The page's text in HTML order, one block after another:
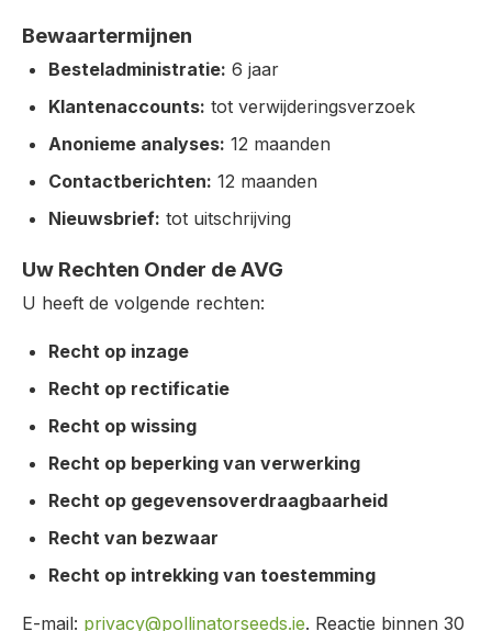
Bewaartermijnen
Besteladministratie: 6 jaar
Klantenaccounts: tot verwijderingsverzoek
Anonieme analyses: 12 maanden
Contactberichten: 12 maanden
Nieuwsbrief: tot uitschrijving
Uw Rechten Onder de AVG
U heeft de volgende rechten:
Recht op inzage
Recht op rectificatie
Recht op wissing
Recht op beperking van verwerking
Recht op gegevensoverdraagbaarheid
Recht van bezwaar
Recht op intrekking van toestemming
E-mail: privacy@pollinatorseeds.ie. Reactie binnen 30